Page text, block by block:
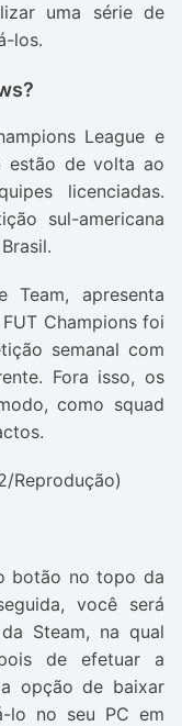
uma série de
los.
League e
estão de volta ao
licenciadas.
sul-americana
apresenta
Champions foi
semanal com
Fora isso, os
como squad
Reprodução)
botão no topo da
você será
Steam, na qual
de efetuar a
opção de baixar
lo no seu PC em